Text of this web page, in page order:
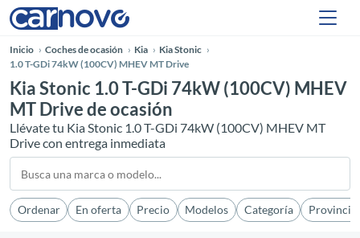
Inicio Coches de ocasión Kia
Kia Stonic
1.0 T-GDi 74kW (100CV) MHEV MT Drive
Kia Stonic 1.0 T-GDi 74kW (100CV) MHEV
MT Drive de ocasión
Llévate tu Kia Stonic 1.0 T-GDi 74kW (100CV) MHEV MT
Drive con entrega inmediata
Ordenar En oferta Precio Modelos Categoría Provincia